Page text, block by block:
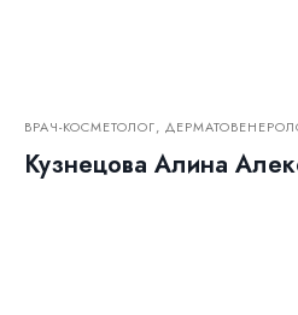
ВРАЧ-КОСМЕТОЛОГ,
Кузнецова Алина